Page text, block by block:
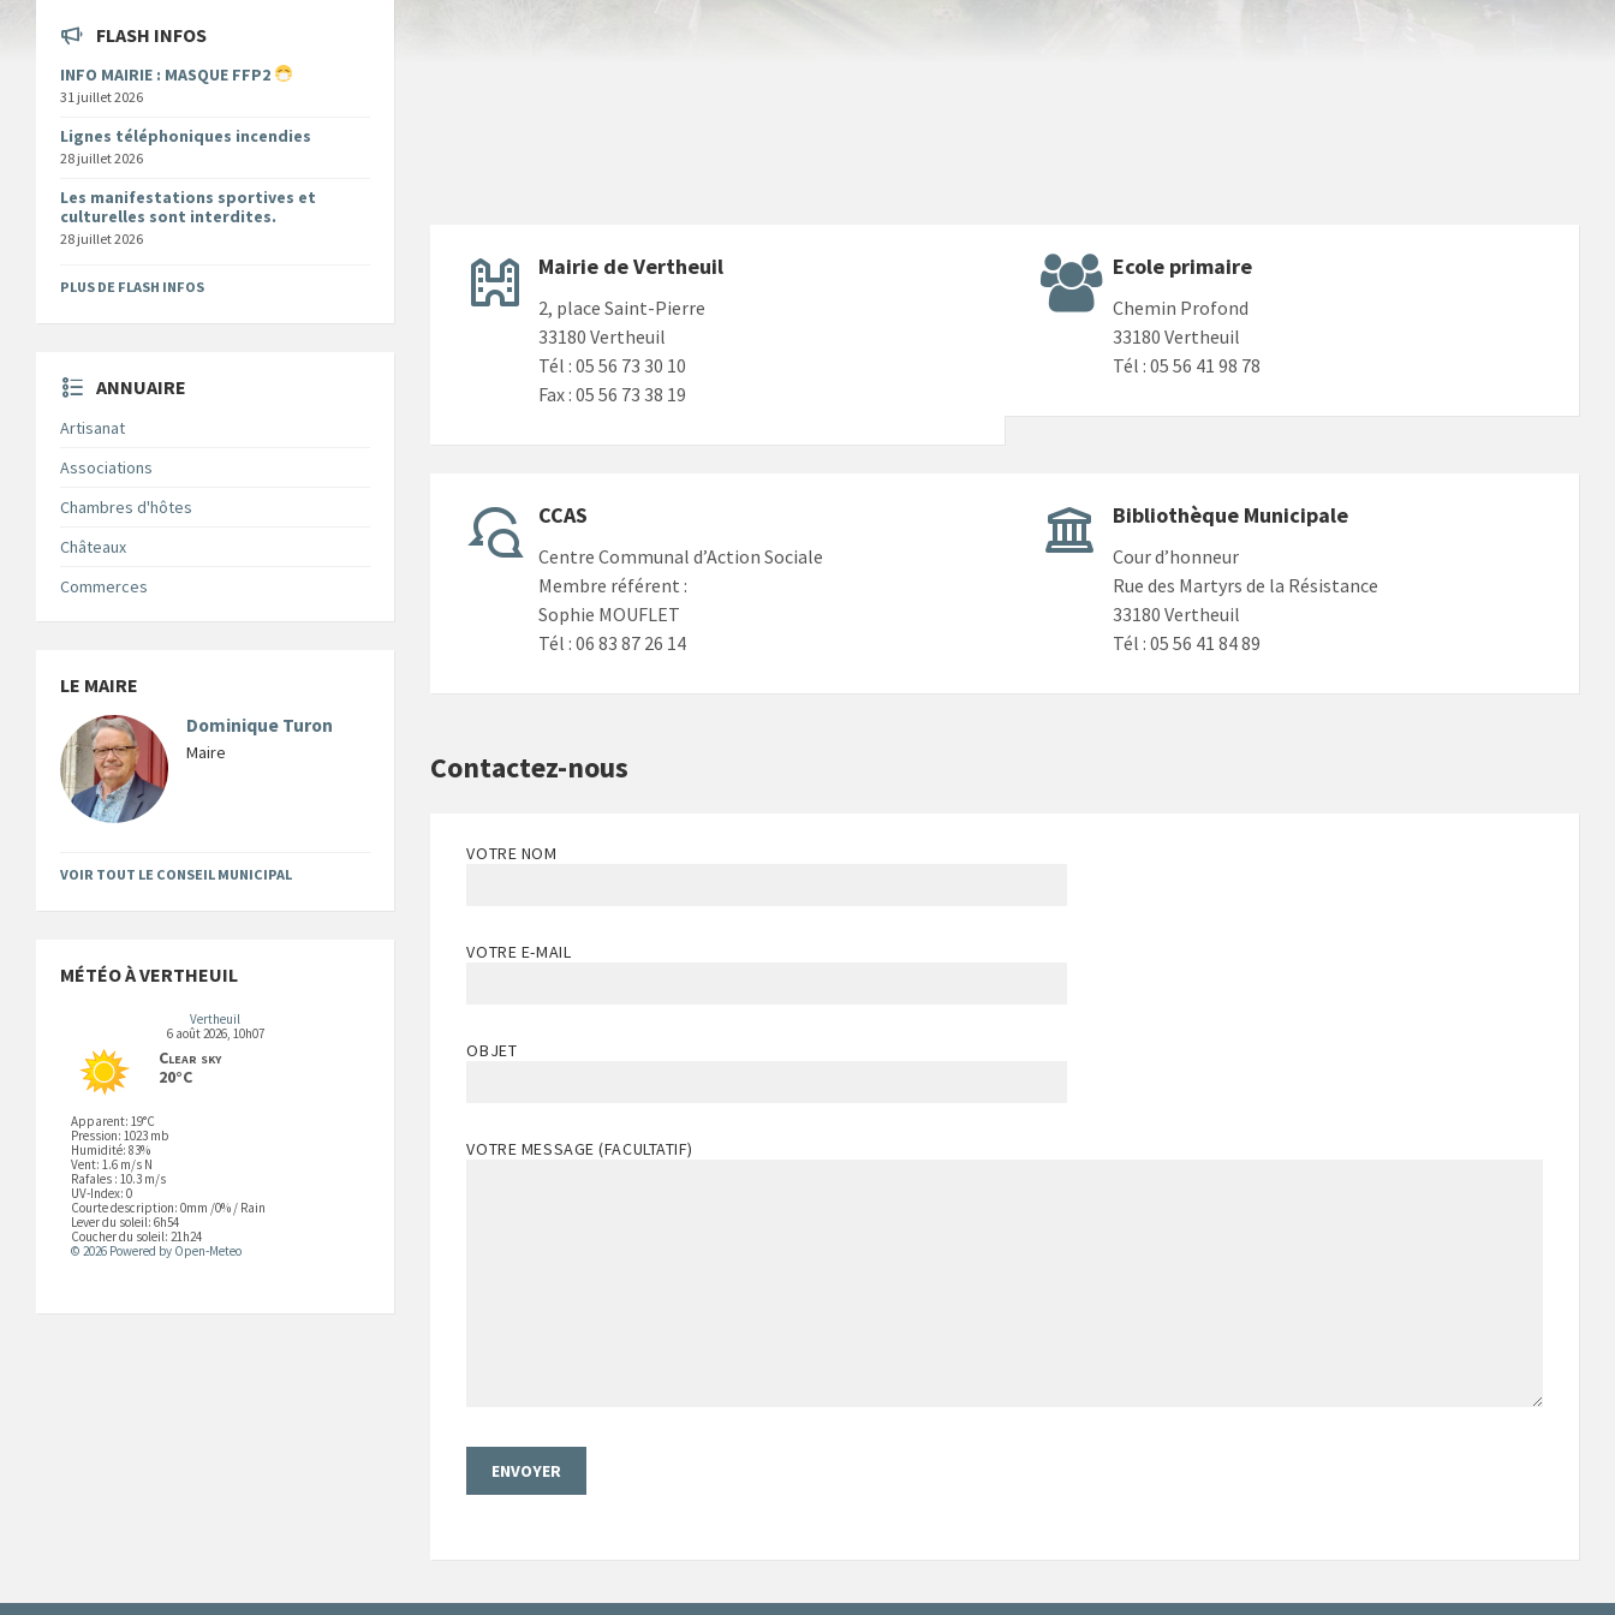
Mairie de Vertheuil
2, place Saint-Pierre
33180 Vertheuil
Tél : 05 56 73 30 10
Fax : 05 56 73 38 19
Ecole primaire
Chemin Profond
33180 Vertheuil
Tél : 05 56 41 98 78
CCAS
Centre Communal d’Action Sociale
Membre référent :
Sophie MOUFLET
Tél : 06 83 87 26 14
Bibliothèque Municipale
Cour d’honneur
Rue des Martyrs de la Résistance
33180 Vertheuil
Tél : 05 56 41 84 89
Contactez-nous
VOTRE NOM
VOTRE E-MAIL
OBJET
VOTRE MESSAGE (FACULTATIF)
FLASH INFOS
INFO MAIRIE : MASQUE FFP2
31 juillet 2026
Lignes téléphoniques incendies
28 juillet 2026
Les manifestations sportives et
culturelles sont interdites.
28 juillet 2026
PLUS DE FLASH INFOS
ANNUAIRE
Artisanat
Associations
Chambres d'hôtes
Châteaux
Commerces
LE MAIRE
Dominique Turon
Maire
VOIR TOUT LE CONSEIL MUNICIPAL
MÉTÉO À VERTHEUIL
Vertheuil
6 août 2026, 10h07
Clear sky
20°C
Apparent: 19°C
Pression: 1023 mb
Humidité: 83%
Vent: 1.6 m/s N
Rafales : 10.3 m/s
UV-Index: 0
Courte description: 0mm /0% / Rain
Lever du soleil: 6h54
Coucher du soleil: 21h24
© 2026 Powered by Open-Meteo